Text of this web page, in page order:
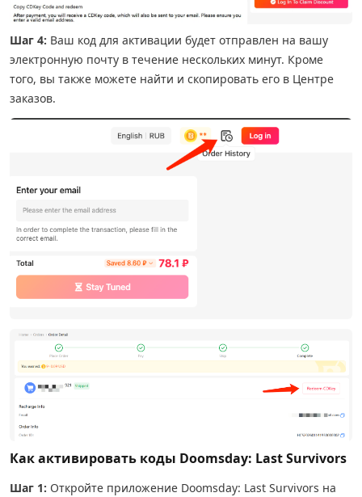
Шаг 4: Ваш код для активации будет отправлен на вашу
электронную почту в течение нескольких минут. Кроме
того, вы также можете найти и скопировать его в Центре
заказов.
Как активировать коды Doomsday: Last Survivors
Шаг 1: Откройте приложение Doomsday: Last Survivors на